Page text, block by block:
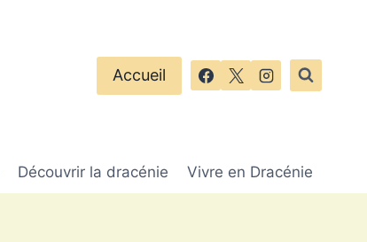
Accueil
Découvrir la dracénie Vivre en Dracénie